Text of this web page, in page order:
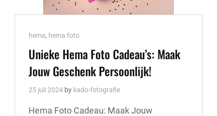
Cat
Links
hema, hema foto
Unieke Hema Foto Cadeau’s: Maak
Jouw Geschenk Persoonlijk!
25 juli 2024 by kado-fotografie
Hema Foto Cadeau: Maak Jouw